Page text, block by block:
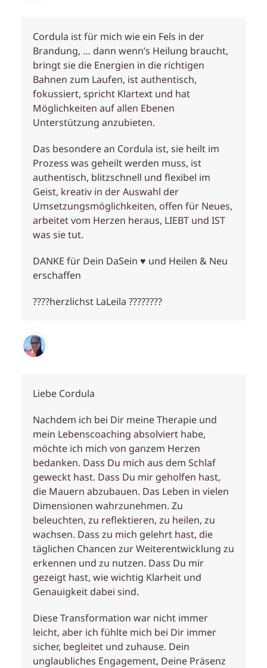
Cordula ist für mich wie ein Fels in der
Brandung, … dann wenn’s Heilung braucht,
bringt sie die Energien in die richtigen
Bahnen zum Laufen, ist authentisch,
fokussiert, spricht Klartext und hat
Möglichkeiten auf allen Ebenen
Unterstützung anzubieten.
Das besondere an Cordula ist, sie heilt im
Prozess was geheilt werden muss, ist
authentisch, blitzschnell und flexibel im
Geist, kreativ in der Auswahl der
Umsetzungsmöglichkeiten, offen für Neues,
arbeitet vom Herzen heraus, LIEBT und IST
was sie tut.
DANKE für Dein DaSein ♥️ und Heilen & Neu
erschaffen
????herzlichst LaLeila ????????
Liebe Cordula
Nachdem ich bei Dir meine Therapie und
mein Lebenscoaching absolviert habe,
möchte ich mich von ganzem Herzen
bedanken. Dass Du mich aus dem Schlaf
geweckt hast. Dass Du mir geholfen hast,
die Mauern abzubauen. Das Leben in vielen
Dimensionen wahrzunehmen. Zu
beleuchten, zu reflektieren, zu heilen, zu
wachsen. Dass zu mich gelehrt hast, die
täglichen Chancen zur Weiterentwicklung zu
erkennen und zu nutzen. Dass Du mir
gezeigt hast, wie wichtig Klarheit und
Genauigkeit dabei sind.
Diese Transformation war nicht immer
leicht, aber ich fühlte mich bei Dir immer
sicher, begleitet und zuhause. Dein
unglaubliches Engagement, Deine Präsenz